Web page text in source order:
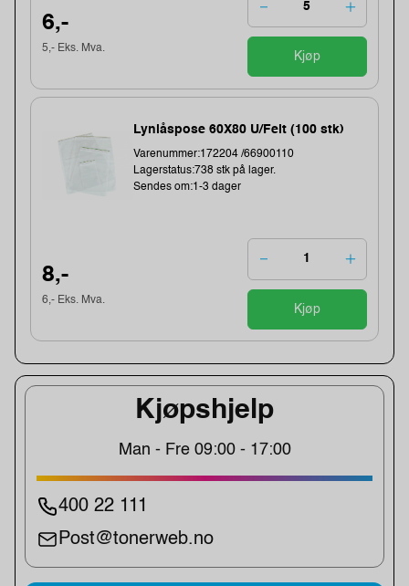
Kjøpshjelp
Man - Fre 09:00 - 17:00
400 22 111
Post@tonerweb.no
6,-
5,- Eks. Mva.
Kjøp
Lynlåspose 60X80 U/Felt (100 stk)
Varenummer:172204 /66900110
Lagerstatus:738 stk på lager.
Sendes om:1-3 dager
8,-
6,- Eks. Mva.
Kjøp